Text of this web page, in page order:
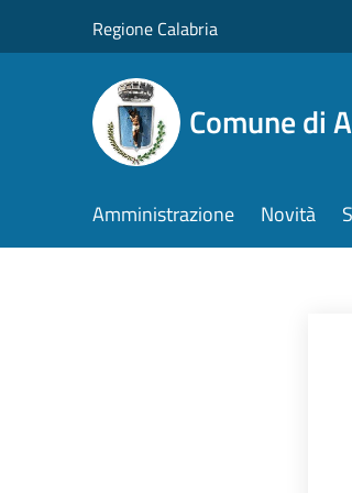
Regione Calabria
Comune di
Amministrazione Novità